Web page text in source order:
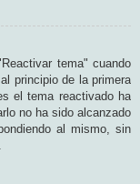
tema" cuando
principio de la primera
el tema reactivado ha
no ha sido alcanzado
al mismo, sin